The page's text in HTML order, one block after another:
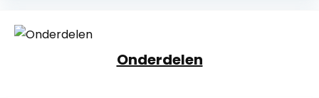
Onderdelen